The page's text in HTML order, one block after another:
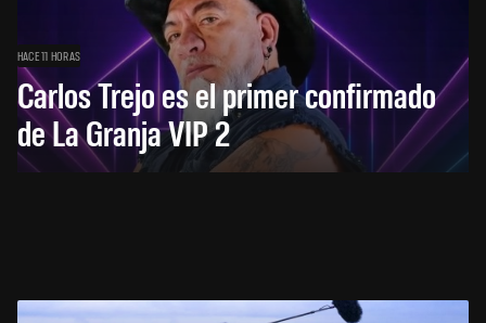
HACE 11 HORAS
Carlos Trejo es el primer confirmado
de La Granja VIP 2